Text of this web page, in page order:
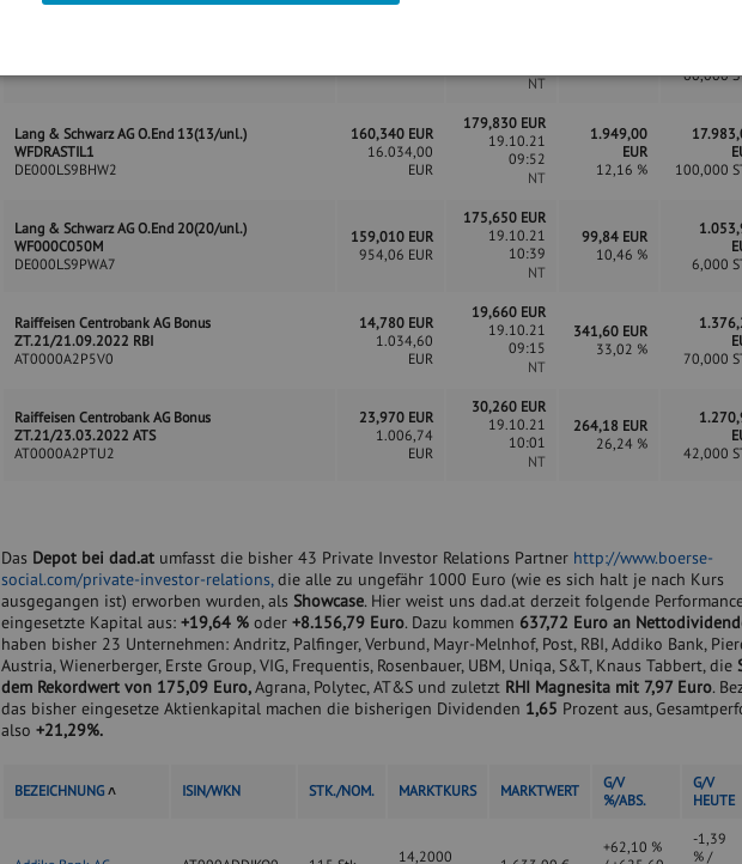
NT
60,000
Lang & Schwarz AG O.End 13(13/unl.)
WFDRASTIL1
DE000LS9BHW2
160,340 EUR
16.034,00
EUR
179,830 EUR
19.10.21
09:52
NT
1.949,00
EUR
12,16 %
100,000
Lang & Schwarz AG O.End 20(20/unl.)
WF000C050M
DE000LS9PWA7
159,010 EUR
954,06 EUR
175,650 EUR
19.10.21
10:39
NT
99,84 EUR
10,46 %
6,000
Raiffeisen Centrobank AG Bonus
ZT.21/21.09.2022 RBI
AT0000A2P5V0
14,780 EUR
1.034,60
EUR
19,660 EUR
19.10.21
09:15
NT
341,60 EUR
33,02 %
70,000
Raiffeisen Centrobank AG Bonus
ZT.21/23.03.2022 ATS
AT0000A2PTU2
23,970 EUR
1.006,74
EUR
30,260 EUR
19.10.21
10:01
NT
264,18 EUR
26,24 %
42,000
Das Depot bei dad.atumfasst die bisher 43 Private Investor Relations Partner http://www.boerse-
social.com/private-investor-relations,die alle zu ungefähr 1000 Euro (wie es sich halt je nach Kurs
ausgegangen ist) erworben wurden, als Showcase. Hier weist uns dad.at derzeit folgende
eingesetzte Kapital aus: +19,64 % oder +8.156,79 Euro. Dazu kommen 637,72 Euro an
haben bisher 23 Unternehmen: Andritz, Palfinger, Verbund, Mayr-Melnhof, Post, RBI, Addiko Bank,
Austria, Wienerberger, Erste Group, VIG, Frequentis, Rosenbauer, UBM, Uniqa, S&T, Knaus Tabbert, die
dem Rekordwert von 175,09 Euro,Agrana, Polytec, AT&S und zuletzt RHI Magnesita mit 7,97 Euro.
das bisher eingesetze Aktienkapital machen die bisherigen Dividenden 1,65 Prozent aus,
also +21,29%.
BEZEICHNUNG˄ ISIN/WKN STK./NOM. MARKTKURS MARKTWERT
G/V
%/ABS.
G/V
HEUTE
14,2000
+62,10 %
-1,39
% /